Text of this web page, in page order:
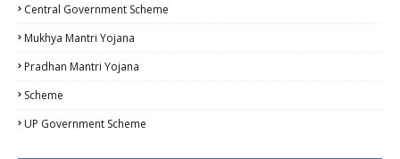
Central Government Scheme
Mukhya Mantri Yojana
Pradhan Mantri Yojana
Scheme
UP Government Scheme